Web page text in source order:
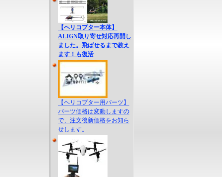
【ヘリコプター本体】
ALIGN取り寄せ対応再開し
ました。飛ばせるまで教え
ます！も復活
【ヘリコプター用パーツ】
パーツ価格は変動しますの
で、注文後新価格をお知ら
せします。